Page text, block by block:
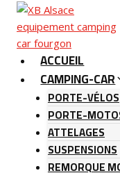
ACCUEIL
CAMPING-CAR
PORTE-VÉLOS
PORTE-
ATTELAGES
SUSPENSIONS
REMORQUE